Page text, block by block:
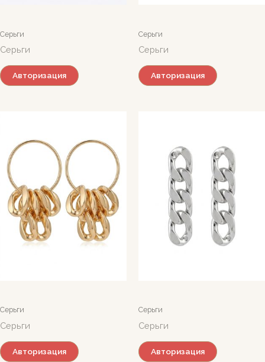
Серьги
Серьги
Авторизация
Серьги
Серьги
Авторизация
Серьги
Серьги
Авторизация
Серьги
Серьги
Авторизация